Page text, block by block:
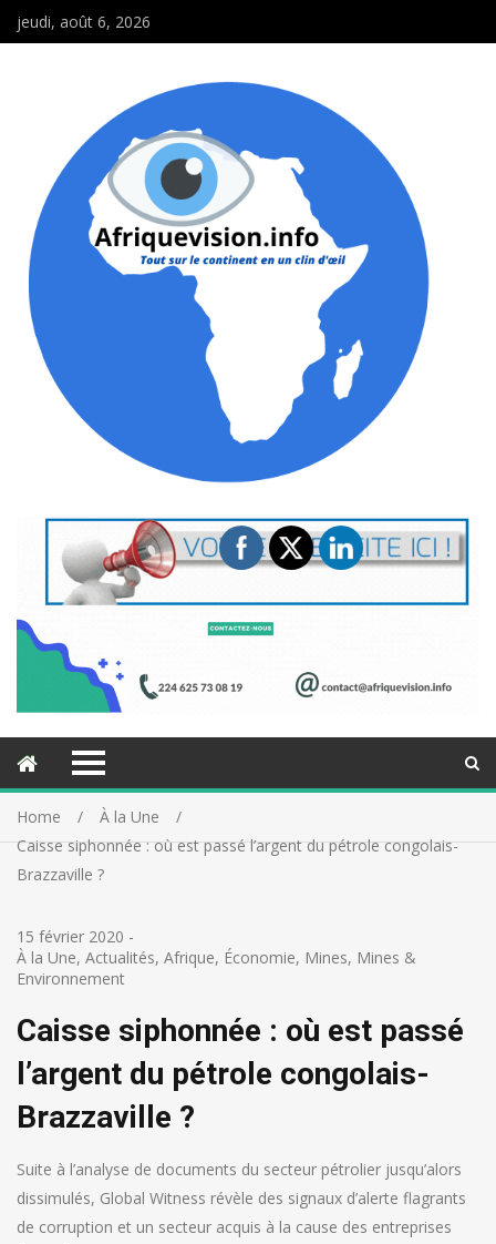
jeudi, août 6, 2026
Home
À la Une
Caisse siphonnée : où est passé l’argent du pétrole congolais-
Brazzaville ?
15 février 2020 -
À la Une, Actualités, Afrique, Économie, Mines, Mines &
Environnement
Caisse siphonnée : où est passé
l’argent du pétrole congolais-
Brazzaville ?
Suite à l’analyse de documents du secteur pétrolier jusqu’alors
dissimulés, Global Witness révèle des signaux d’alerte flagrants
de corruption et un secteur acquis à la cause des entreprises